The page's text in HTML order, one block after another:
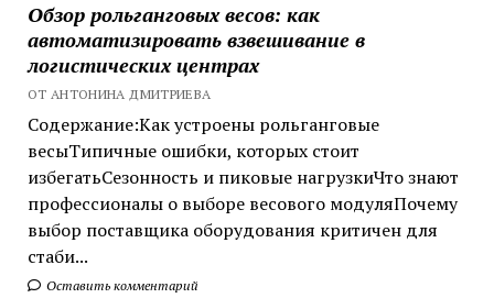
Обзор рольганговых весов: как
автоматизировать взвешивание в
логистических центрах
ОТ АНТОНИНА ДМИТРИЕВА
Содержание:Как устроены рольганговые
весыТипичные ошибки, которых стоит
избегатьСезонность и пиковые нагрузкиЧто знают
профессионалы о выборе весового модуляПочему
выбор поставщика оборудования критичен для
стаби...
Оставить комментарий